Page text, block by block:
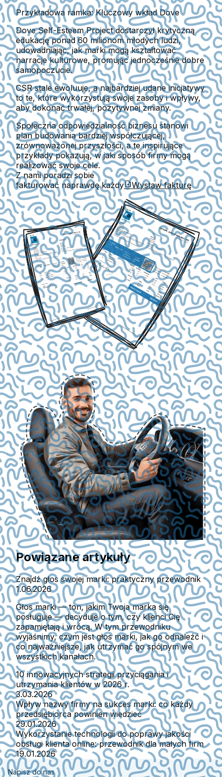
Przykładowa ramka: Kluczowy wkład Dove
Dove Self-Esteem Project dostarczył krytyczną
edukację ponad 60 milionom młodych ludzi,
udowadniając, jak marki mogą kształtować
narracje kulturowe, promując jednocześnie dobre
samopoczucie.
CSR stale ewoluuje, a najbardziej udane inicjatywy
to te, które wykorzystują swoje zasoby i wpływy,
aby dokonać trwałej, pozytywnej zmiany.
Społeczna odpowiedzialność biznesu stanowi
plan budowania bardziej współczującej,
zrównoważonej przyszłości, a te inspirujące
przykłady pokazują, w jaki sposób firmy mogą
realizować swoje cele.
Z nami poradzi sobie
fakturować naprawdę każdy
Wystaw fakturę
Powiązane artykuły
Znajdź głos swojej marki: praktyczny przewodnik
1.06.2026
Głos marki — ton, jakim Twoja marka się
posługuje — decyduje o tym, czy klienci Cię
zapamiętają i wrócą. W tym przewodniku
wyjaśnimy, czym jest głos marki, jak go odnaleźć i
co najważniejsze, jak utrzymać go spójnym we
wszystkich kanałach.
10 innowacyjnych strategii przyciągania i
utrzymania klientów w 2026 r.
3.03.2026
Wpływ nazwy firmy na sukces marki: co każdy
przedsiębiorca powinien wiedzieć
29.01.2026
Wykorzystanie technologii do poprawy jakości
obsługi klienta online: przewodnik dla małych firm
19.01.2026
Napisz do nas